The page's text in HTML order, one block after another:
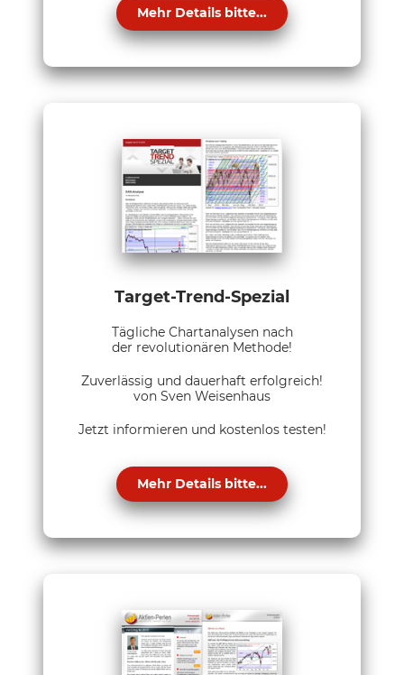
Mehr Details bitte...
Target-Trend-Spezial
Tägliche Chartanalysen nach
der revolutionären Methode!
Zuverlässig und dauerhaft erfolgreich!
von Sven Weisenhaus
Jetzt informieren und kostenlos testen!
Mehr Details bitte...